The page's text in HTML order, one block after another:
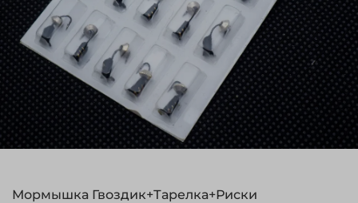
Мормышка Гвоздик+Тарелка+Риски